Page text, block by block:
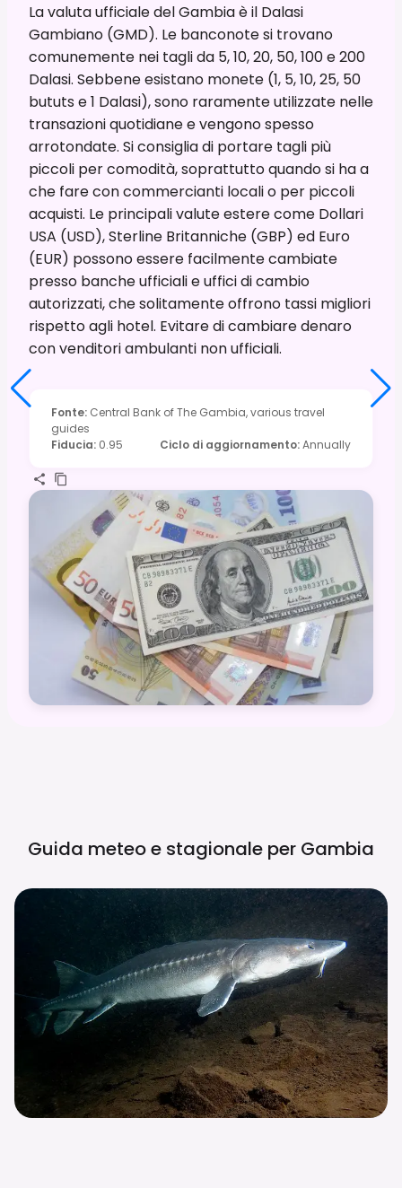
La valuta ufficiale del Gambia è il Dalasi
Gambiano (GMD). Le banconote si trovano
comunemente nei tagli da 5, 10, 20, 50, 100 e 200
Dalasi. Sebbene esistano monete (1, 5, 10, 25, 50
bututs e 1 Dalasi), sono raramente utilizzate nelle
transazioni quotidiane e vengono spesso
arrotondate. Si consiglia di portare tagli più
piccoli per comodità, soprattutto quando si ha a
che fare con commercianti locali o per piccoli
acquisti. Le principali valute estere come Dollari
USA (USD), Sterline Britanniche (GBP) ed Euro
(EUR) possono essere facilmente cambiate
presso banche ufficiali e uffici di cambio
autorizzati, che solitamente offrono tassi migliori
rispetto agli hotel. Evitare di cambiare denaro
con venditori ambulanti non ufficiali.
Fonte: Central Bank of The Gambia, various travel
guides
Fiducia: 0.95 Ciclo di aggiornamento:Annually
Guida meteo e stagionale per Gambia